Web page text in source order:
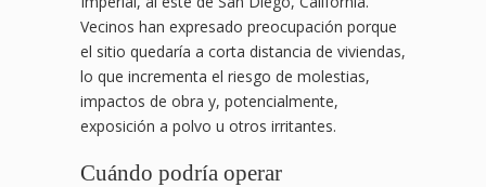
Vecinos han expresado preocupación porque
el sitio quedaría a corta distancia de viviendas,
lo que incrementa el riesgo de molestias,
impactos de obra y, potencialmente,
exposición a polvo u otros irritantes.
Cuándo podría operar